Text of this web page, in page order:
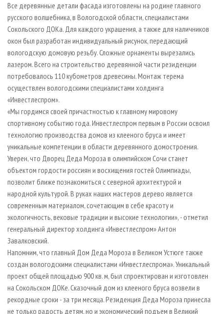
Все деревянные детали фасада изготовлены на родине главного
русского волшебника, в Вологодской области, специалистами
Сокольского ДОКа. Для каждого украшения, а также для наличников
окон был разработан индивидуальный рисунок, передающий
вологодскую домовую резьбу. Сложные орнаменты вырезались
лазером. Всего на строительство деревянной части резиденции
потребовалось 110 кубометров древесины. Монтаж терема
осуществлен вологодскими специалистами холдинга
«Инвестлеспром».
«Мы гордимся своей причастностью к главному мировому
спортивному событию года. Инвестлеспром первым в России освоил
технологию производства домов из клееного бруса и имеет
уникальные компетенции в области деревянного домостроения.
Уверен, что Дворец Деда Мороза в олимпийском Сочи станет
объектом гордости россиян и восхищения гостей Олимпиады,
позволит ближе познакомиться с северной архитектурой и
народной культурой. В руках наших мастеров дерево является
современным материалом, сочетающим в себе красоту и
экологичность, вековые традиции и высокие технологии», - отметил
генеральный директор холдинга «Инвестлеспром» Антон
Завалковский.
Напомним, что главный Дом Деда Мороза в Великом Устюге также
создан вологодскими специалистами «Инвестлеспрома». Уникальный
проект общей площадью 900 кв. м, был спроектирован и изготовлен
на Сокольском ДОКе. Сказочный дом из клееного бруса возвели в
рекордные сроки - за три месяца. Резиденция Деда Мороза принесла
не только радость детям, но и экономический подъем в Великий